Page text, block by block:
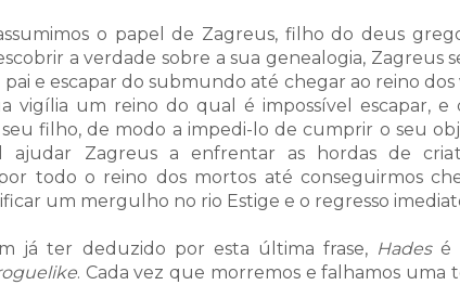
o papel de Zagreus, filho do deus
a verdade sobre a sua genealogia, Zagreus
e escapar do submundo até chegar ao reino dos
vigília um reino do qual é impossível escapar,
filho, de modo a impedi-lo de cumprir o seu
ajudar Zagreus a enfrentar as hordas de
todo o reino dos mortos até conseguirmos
um mergulho no rio Estige e o regresso
já ter deduzido por esta última frase, Hadesé
. Cada vez que morremos e falhamos